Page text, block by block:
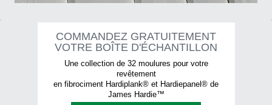
COMMANDEZ GRATUITEMENT
VOTRE BOÎTE D'ÉCHANTILLON
Une collection de 32 moulures pour votre
revêtement
en fibrociment Hardiplank® et Hardiepanel® de
James Hardie™